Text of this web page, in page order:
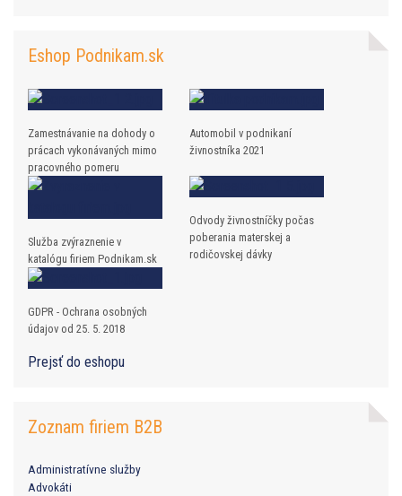
Eshop Podnikam.sk
Zamestnávanie na dohody o
prácach vykonávaných mimo
pracovného pomeru
Automobil v podnikaní
živnostníka 2021
Služba zvýraznenie v
katalógu firiem Podnikam.sk
Odvody živnostníčky počas
poberania materskej a
rodičovskej dávky
GDPR - Ochrana osobných
údajov od 25. 5. 2018
Prejsť do eshopu
Zoznam firiem B2B
Administratívne služby
Advokáti